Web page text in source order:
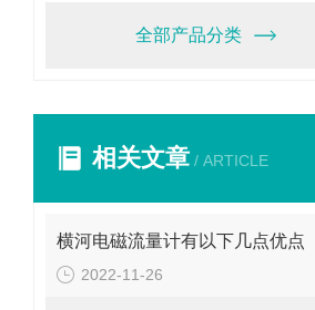
全部产品分类
相关文章 / ARTICLE
横河电磁流量计有以下几点优点
2022-11-26